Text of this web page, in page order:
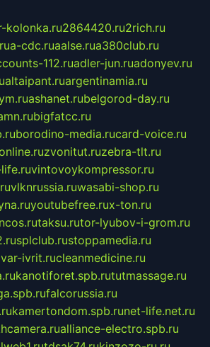
kolonka.ru2864420.ru2rich.ru
a-cdc.ruaalse.rua380club.ru
112.ruadler-jun.ruadonyev.ru
altaipant.ruargentinamia.ru
ashanet.rubelgorod-day.ru
bigfatcc.ru
borodino-media.rucard-voice.ru
zvonitut.ruzebra-tlt.ru
vintovoykompressor.ru
vlknrussia.ruwasabi-shop.ru
youtubefree.rux-ton.ru
taksu.rutor-lyubov-i-grom.ru
splclub.rustoppamedia.ru
ivrit.rucleanmedicine.ru
kanotiforet.spb.rututmassage.ru
falcorussia.ru
kamertondom.spb.runet-life.net.ru
alliance-electro.spb.ru